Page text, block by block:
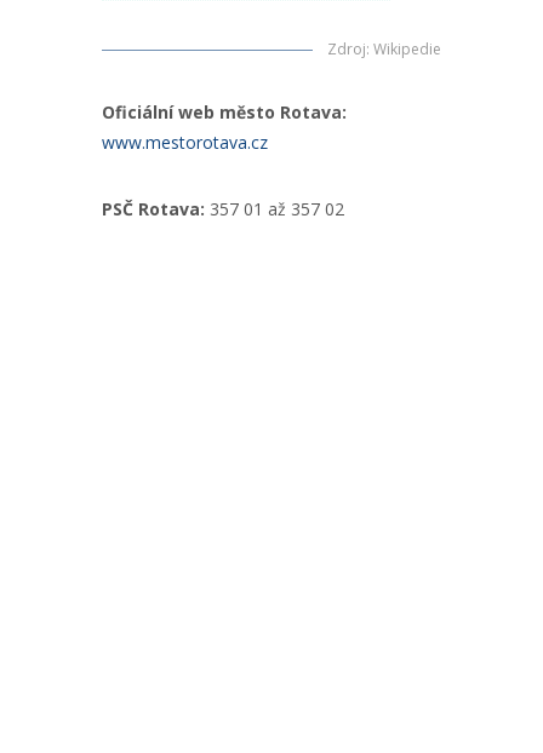
Zdroj: Wikipedie
Oficiální web město Rotava:
www.mestorotava.cz
PSČ Rotava: 357 01 až 357 02